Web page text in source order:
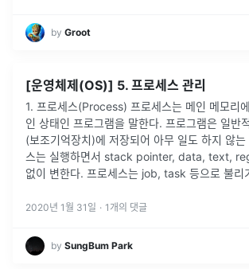
by Groot
[운영체제(OS)] 5. 프로세스 관리
1. 프로세스(Process) 프로세스는 메인 메모리
인 상태인 프로그램을 말한다. 프로그램은 일반
(보조기억장치)에 저장되어 아무 일도 하지 않는
스는 실행하면서 stack pointer, data, text,
없이 변한다. 프로세스는 job, task 등으로 불리
2020년 1월 31일 · 1 개의 댓글
by SungBum Park